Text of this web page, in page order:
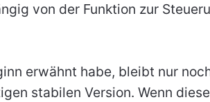
von der Funktion zur
erwähnt habe, bleibt nur
stabilen Version. Wenn